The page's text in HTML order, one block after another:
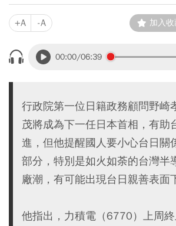
+A -A 加入收
00:00/06:39
行政院第一位日籍政務顧問野崎
茂將成為下一任日本首相，有助
進，但他提醒國人要小心台日關
部分，特別是如火如荼的台灣半
廠潮，有可能出現台日親善表面
他指出，力積電（6770）上周